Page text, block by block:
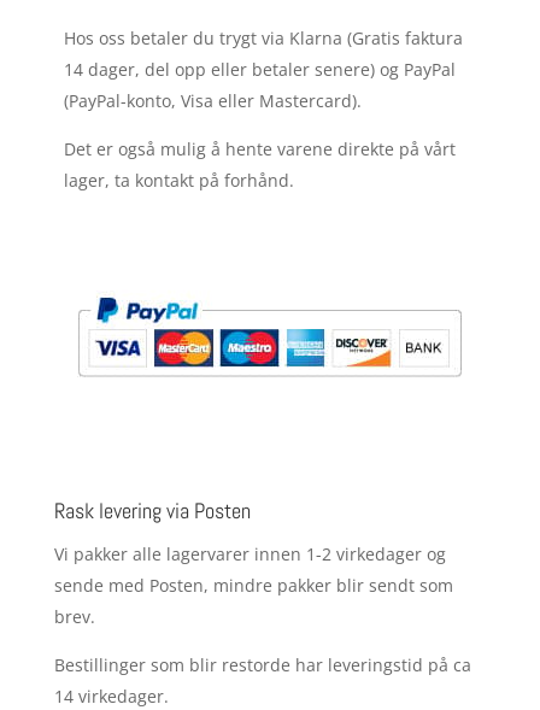
Hos oss betaler du trygt via Klarna (Gratis faktura
14 dager, del opp eller betaler senere) og PayPal
(PayPal-konto, Visa eller Mastercard).
Det er også mulig å hente varene direkte på vårt
lager, ta kontakt på forhånd.
Rask levering via Posten
Vi pakker alle lagervarer innen 1-2 virkedager og
sende med Posten, mindre pakker blir sendt som
brev.
Bestillinger som blir restorde har leveringstid på ca
14 virkedager.